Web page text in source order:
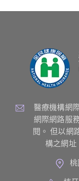
醫療機構網
網際網路服
閱。 但以網
構之網址